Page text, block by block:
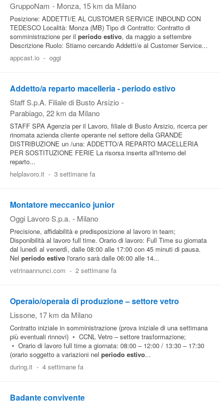
GruppoNam - Monza, 15 km da Milano
Posizione: ADDETTI/E AL CUSTOMER SERVICE INBOUND CON
TEDESCO Località: Monza (MB) Tipo di Contratto: Contratto di
somministrazione per il periodo estivo, da maggio a settembre
Descrizione Ruolo: Stiamo cercando Addetti/e al Customer Service...
appcast.io - oggi
Addetto/a reparto macelleria - periodo estivo
Staff S.p.A. Filiale di Busto Arsizio -
Parabiago, 22 km da Milano
STAFF SPA Agenzia per il Lavoro, filiale di Busto Arsizio, ricerca per
rinomata azienda cliente operante nel settore della GRANDE
DISTRIBUZIONE un /una: ADDETTO/A REPARTO MACELLERIA
PER SOSTITUZIONE FERIE La risorsa inserita all'interno del
reparto...
helplavoro.it - 3 settimane fa
Montatore meccanico junior
Oggi Lavoro S.p.a. - Milano
Precisione, affidabilità e predisposizione al lavoro in team;
Disponibilità al lavoro full time. Orario di lavoro: Full Time su giornata
dal lunedì al venerdì, dalle 08:00 alle 17:00 con 45 minuti di pausa.
Nel periodo estivo l'orario sarà dalle 06:00 alle 14...
vetrinaannunci.com - 2 settimane fa
Operaio/operaia di produzione – settore vetro
Lissone, 17 km da Milano
Contratto iniziale in somministrazione (prova iniziale di una settimana
più eventuali rinnovi) • CCNL Vetro – settore trasformazione;
• Orario di lavoro full time a giornata: 08:00 – 12:00 / 13:30 – 17:30
(orario soggetto a variazioni nel periodo estivo...
during.it - 4 settimane fa
Badante convivente